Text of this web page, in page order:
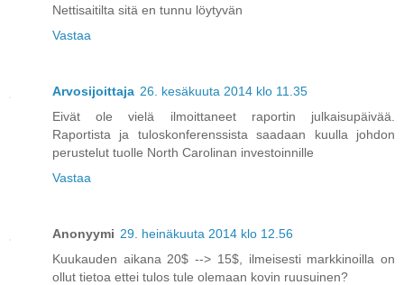
Nettisaitilta sitä en tunnu löytyvän
Vastaa
Arvosijoittaja 26. kesäkuuta 2014 klo 11.35
Eivät ole vielä ilmoittaneet raportin julkaisupäivää.
Raportista ja tuloskonferenssista saadaan kuulla johdon
perustelut tuolle North Carolinan investoinnille
Vastaa
Anonyymi 29. heinäkuuta 2014 klo 12.56
Kuukauden aikana 20$ --> 15$, ilmeisesti markkinoilla on
ollut tietoa ettei tulos tule olemaan kovin ruusuinen?